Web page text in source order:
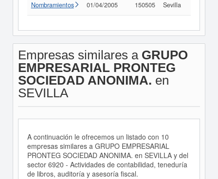
Nombramientos 01/04/2005 150505 Sevilla
Empresas similares a GRUPO
EMPRESARIAL PRONTEG
SOCIEDAD ANONIMA. en
SEVILLA
A continuación le ofrecemos un listado con 10
empresas similares a GRUPO EMPRESARIAL
PRONTEG SOCIEDAD ANONIMA. en SEVILLA y del
sector 6920 - Actividades de contabilidad, teneduría
de libros, auditoría y asesoría fiscal.